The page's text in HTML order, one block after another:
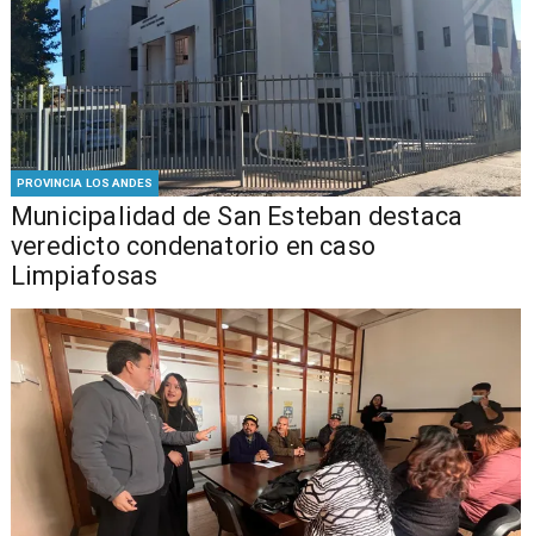
PROVINCIA LOS ANDES
Municipalidad de San Esteban destaca
veredicto condenatorio en caso
Limpiafosas